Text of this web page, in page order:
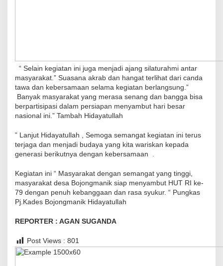
“ Selain kegiatan ini juga menjadi ajang silaturahmi antar
masyarakat.” Suasana akrab dan hangat terlihat dari canda
tawa dan kebersamaan selama kegiatan berlangsung.”
Banyak masyarakat yang merasa senang dan bangga bisa
berpartisipasi dalam persiapan menyambut hari besar
nasional ini.” Tambah Hidayatullah
” Lanjut Hidayatullah , Semoga semangat kegiatan ini terus
terjaga dan menjadi budaya yang kita wariskan kepada
generasi berikutnya dengan kebersamaan .
Kegiatan ini “ Masyarakat dengan semangat yang tinggi,
masyarakat desa Bojongmanik siap menyambut HUT RI ke-
79 dengan penuh kebanggaan dan rasa syukur. “ Pungkas
Pj.Kades Bojongmanik Hidayatullah
REPORTER : AGAN SUGANDA
Post Views : 801